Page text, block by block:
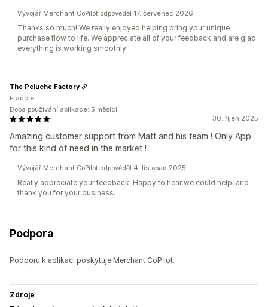
Vývojář Merchant CoPilot odpověděl 17. červenec 2026
Thanks so much! We really enjoyed helping bring your unique
purchase flow to life. We appreciate all of your feedback and are glad
everything is working smoothly!
30. říjen 2025
Amazing customer support from Matt and his team ! Only App
for this kind of need in the market !
The Peluche Factory
Francie
Doba používání aplikace: 5 měsíci
Vývojář Merchant CoPilot odpověděl 4. listopad 2025
Really appreciate your feedback! Happy to hear we could help, and
thank you for your business.
Podpora
Podporu k aplikaci poskytuje Merchant CoPilot.
Zdroje